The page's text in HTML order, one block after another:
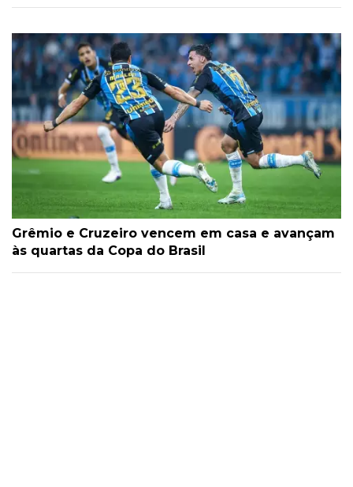
Grêmio e Cruzeiro vencem em casa e avançam
às quartas da Copa do Brasil